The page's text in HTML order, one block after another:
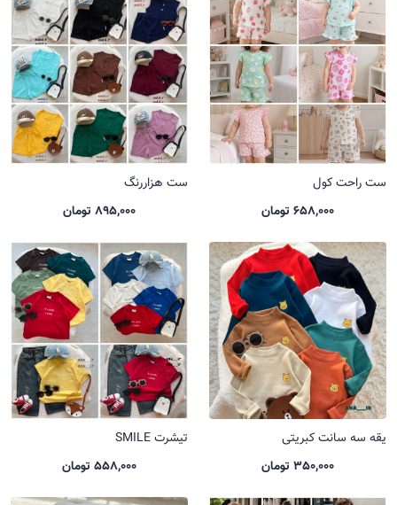
ست راحت کول
658,000 تومان
ست هزاررنگ
895,000 تومان
یقه سه سانت کبریتی
350,000 تومان
تیشرت SMILE
558,000 تومان